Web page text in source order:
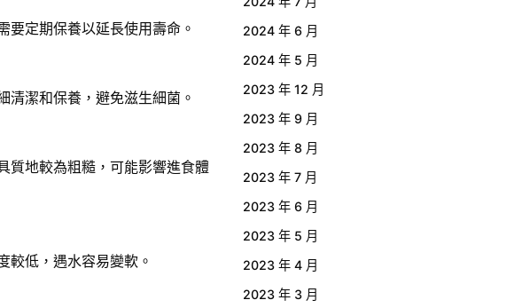
定期保養以延長使用壽命。
清潔和保養，避免滋生細菌。
質地較為粗糙，可能影響進食體
較低，遇水容易變軟。
2024 年 6 月
2024 年 5 月
2023 年 12 月
2023 年 9 月
2023 年 8 月
2023 年 7 月
2023 年 6 月
2023 年 5 月
2023 年 4 月
2023 年 3 月